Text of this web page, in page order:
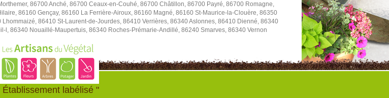
86700 Anché, 86700 Ceaux-en-Couhé, 86700 Châtillon, 86700 Payré, 86700 Romagne,
86160 Gençay, 86160 La Ferrière-Airoux, 86160 Magné, 86160 St-Maurice-la-Clouère, 86350
86410 St-Laurent-de-Jourdes, 86410 Verrières, 86340 Aslonnes, 86410 Dienné, 86340
l, 86340 Nouaillé-Maupertuis, 86340 Roches-Prémarie-Andillé, 86240 Smarves, 86340 Vernon
Établissement labélisé "